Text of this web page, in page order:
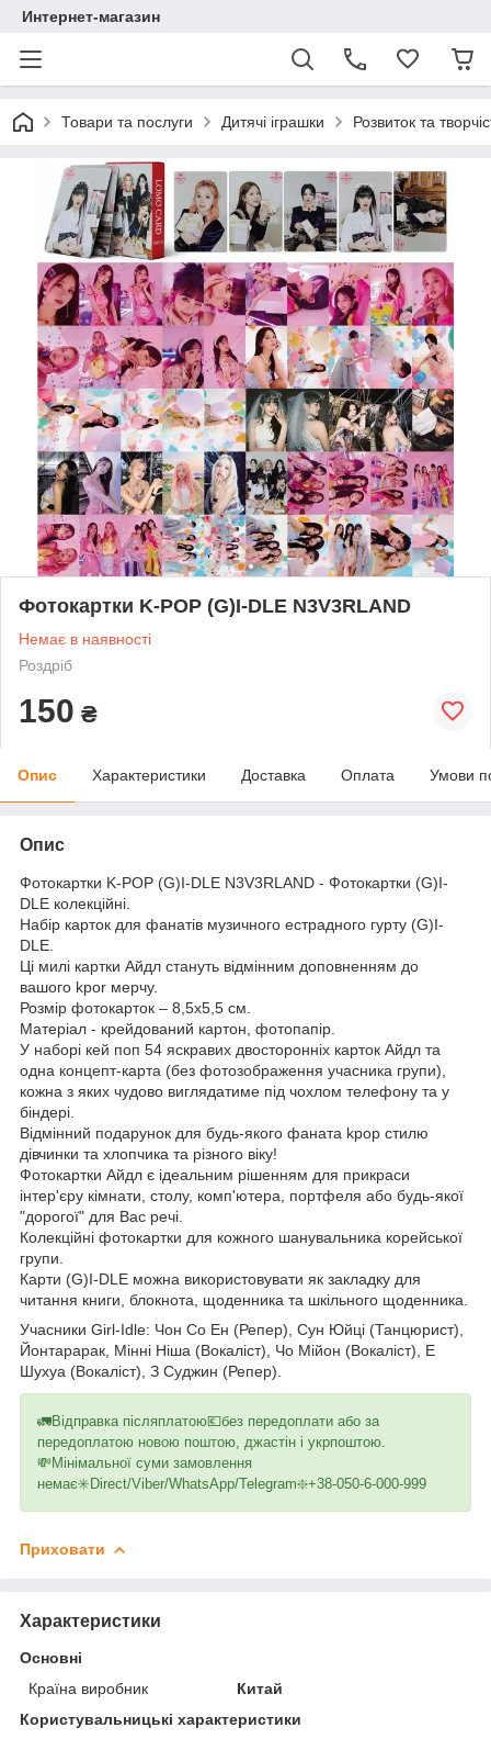
Интернет-магазин
Товари та послуги Дитячі іграшки Розвиток та
Фотокартки K-POP (G)I-DLE N3V3RLAND
Немає в наявності
Роздріб
150 ₴
Опис Характеристики Доставка Оплата Умови
Опис
Фотокартки K-POP (G)I-DLE N3V3RLAND - Фотокартки (G)I-
DLE колекційні.
Набір карток для фанатів музичного естрадного гурту (G)I-
DLE.
Ці милі картки Айдл стануть відмінним доповненням до
вашого kpor мерчу.
Розмір фотокарток – 8,5х5,5 см.
Матеріал - крейдований картон, фотопапір.
У наборі кей поп 54 яскравих двосторонніх карток Айдл та
одна концепт-карта (без фотозображення учасника групи),
кожна з яких чудово виглядатиме під чохлом телефону та у
біндері.
Відмінний подарунок для будь-якого фаната kpop стилю
дівчинки та хлопчика та різного віку!
Фотокартки Айдл є ідеальним рішенням для прикраси
інтер'єру кімнати, столу, комп'ютера, портфеля або будь-якої
"дорогої" для Вас речі.
Колекційні фотокартки для кожного шанувальника корейської
групи.
Карти (G)I-DLE можна використовувати як закладку для
читання книги, блокнота, щоденника та шкільного щоденника.
Учасники Girl-Idle: Чон Со Ен (Репер), Сун Юйці (Танцюрист),
Йонтарарак, Мінні Ніша (Вокаліст), Чо Мійон (Вокаліст), Е
Шухуа (Вокаліст), З Суджин (Репер).
🚛Відправка післяплатою💶без передоплати або за
передоплатою новою поштою, джастін і укрпоштою.
💸Мінімальної суми замовлення
немає✳️Direct/Viber/WhatsApp/Telegram❇️+38-050-6-000-999
Приховати
Характеристики
Основні
Країна виробник
Китай
Користувальницькі характеристики